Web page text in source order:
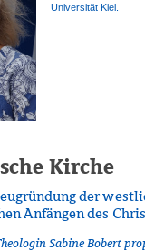
Kirche
der
Anfängen des
Sabine Bobert
Universität Kiel.